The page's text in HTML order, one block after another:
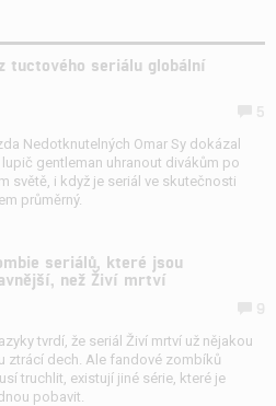
tuctového seriálu globální
Nedotknutelných Omar Sy dokázal
gentleman uhranout divákům po
světě, i když je seriál ve skutečnosti
průměrný.
seriálů, které jsou
než Živí mrtví
tvrdí, že seriál Živí mrtví už nějakou
ztrácí dech. Ale fandové zombíků
truchlit, existují jiné série, které je
pobavit.